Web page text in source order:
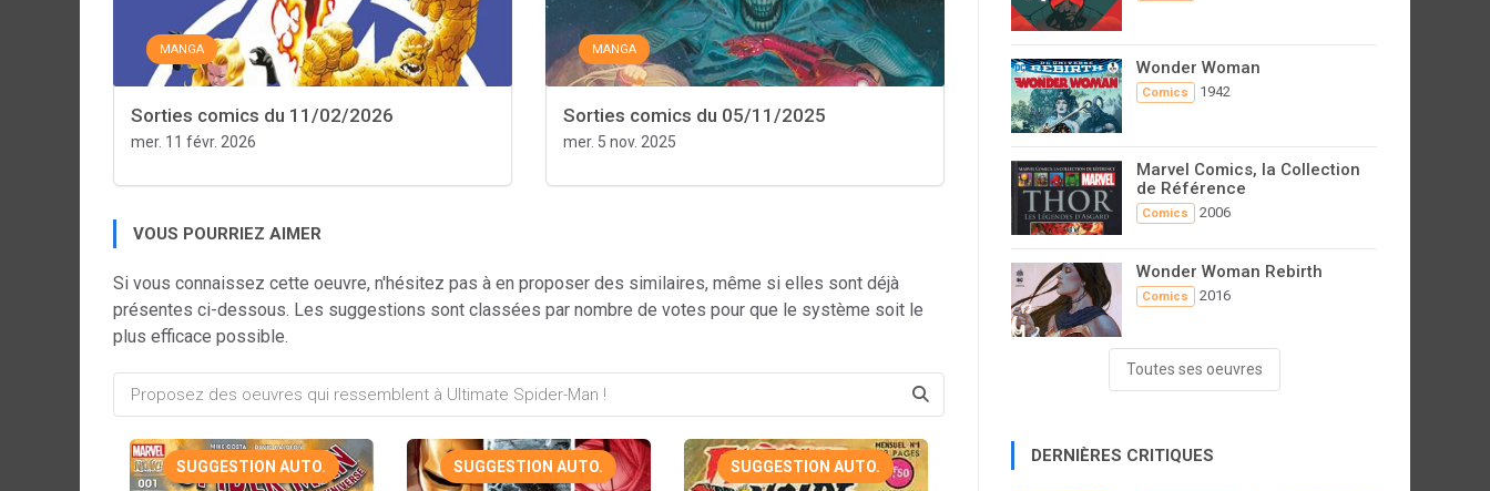
MANGA
Sorties comics du 11/02/2026
mer. 11 févr. 2026
MANGA
Sorties comics du 05/11/2025
mer. 5 nov. 2025
VOUS POURRIEZ AIMER
Si vous connaissez cette oeuvre, n'hésitez pas à en proposer des similaires, même si elles sont déjà
présentes ci-dessous. Les suggestions sont classées par nombre de votes pour que le système soit le
plus efficace possible.
SUGGESTION AUTO. SUGGESTION AUTO. SUGGESTION AUTO.
Wonder Woman
Comics 1942
Marvel Comics, la Collection
de Référence
Comics 2006
Wonder Woman Rebirth
Comics 2016
Toutes ses oeuvres
DERNIÈRES CRITIQUES